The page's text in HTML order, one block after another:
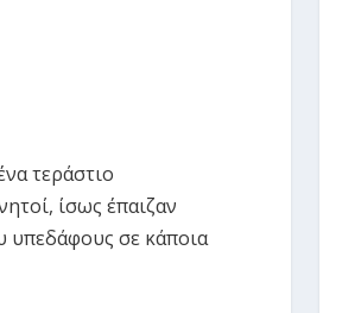
τεράστιο
ίσως έπαιζαν
υπεδάφους σε κάποια